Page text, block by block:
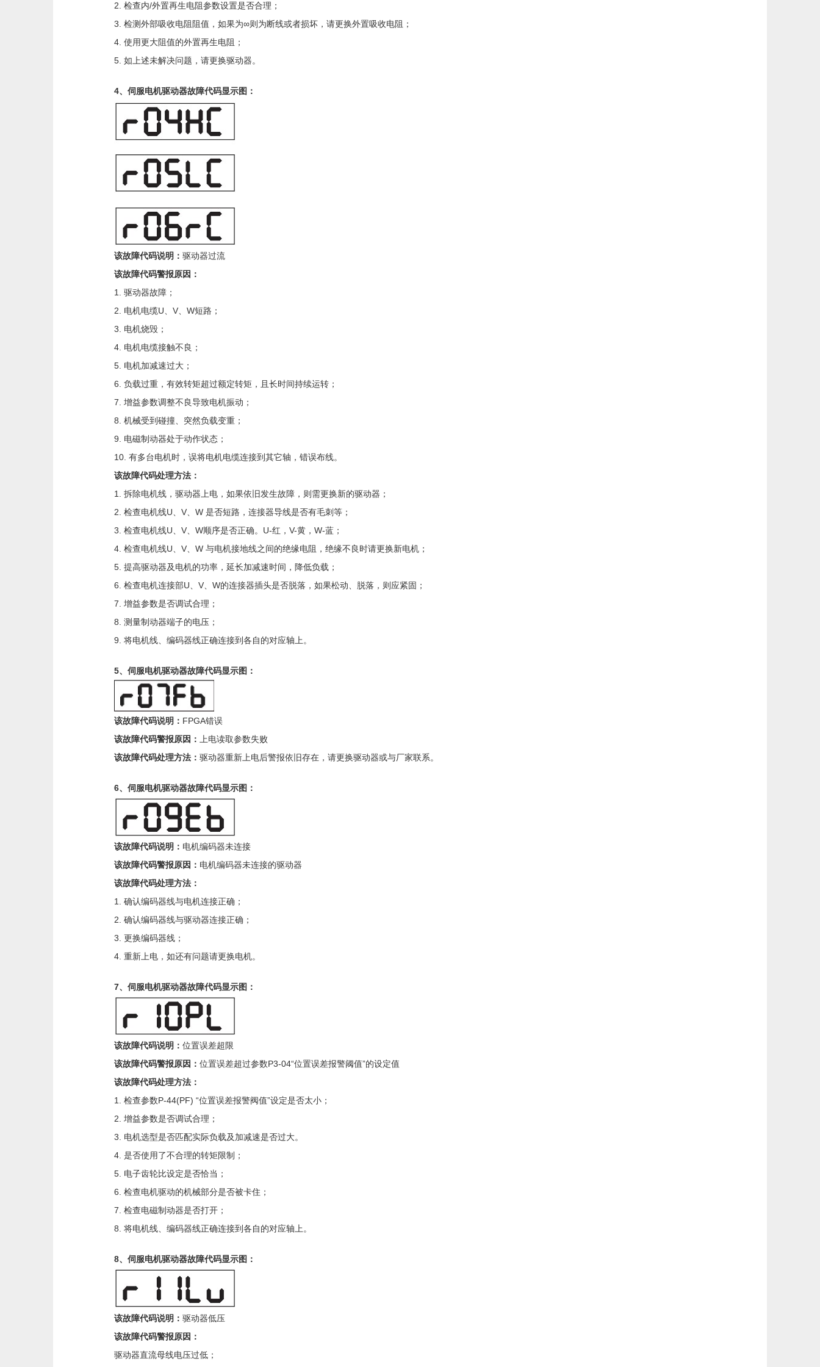
2. 检查内/外置再生电阻参数设置是否合理；
3. 检测外部吸收电阻阻值，如果为∞则为断线或者损坏，请更换外置吸收电阻；
4. 使用更大阻值的外置再生电阻；
5. 如上述未解决问题，请更换驱动器。
4、伺服电机驱动器故障代码显示图：
该故障代码说明： 驱动器过流
该故障代码警报原因：
1. 驱动器故障；
2. 电机电缆U、V、W短路；
3. 电机烧毁；
4. 电机电缆接触不良；
5. 电机加减速过大；
6. 负载过重，有效转矩超过额定转矩，且长时间持续运转；
7. 增益参数调整不良导致电机振动；
8. 机械受到碰撞、突然负载变重；
9. 电磁制动器处于动作状态；
10. 有多台电机时，误将电机电缆连接到其它轴，错误布线。
该故障代码处理方法：
1. 拆除电机线，驱动器上电，如果依旧发生故障，则需更换新的驱动器；
2. 检查电机线U、V、W 是否短路，连接器导线是否有毛刺等；
3. 检查电机线U、V、W顺序是否正确。U-红，V-黄，W-蓝；
4. 检查电机线U、V、W 与电机接地线之间的绝缘电阻，绝缘不良时请更换新电机；
5. 提高驱动器及电机的功率，延长加减速时间，降低负载；
6. 检查电机连接部U、V、W的连接器插头是否脱落，如果松动、脱落，则应紧固；
7. 增益参数是否调试合理；
8. 测量制动器端子的电压；
9. 将电机线、编码器线正确连接到各自的对应轴上。
5、伺服电机驱动器故障代码显示图：
该故障代码说明： FPGA错误
该故障代码警报原因：
上电读取参数失败
该故障代码处理方法： 驱动器重新上电后警报依旧存在，请更换驱动器或与厂家联系。
6、伺服电机驱动器故障代码显示图：
该故障代码说明： 电机编码器未连接
该故障代码警报原因： 电机编码器未连接的驱动器
该故障代码处理方法：
1. 确认编码器线与电机连接正确；
2. 确认编码器线与驱动器连接正确；
3. 更换编码器线；
4. 重新上电，如还有问题请更换电机。
7、伺服电机驱动器故障代码显示图：
该故障代码说明： 位置误差超限
该故障代码警报原因： 位置误差超过参数P3-04“位置误差报警阈值”的设定值
该故障代码处理方法：
1. 检查参数P-44(PF) “位置误差报警阀值”设定是否太小；
2. 增益参数是否调试合理；
3. 电机选型是否匹配实际负载及加减速是否过大。
4. 是否使用了不合理的转矩限制；
5. 电子齿轮比设定是否恰当；
6. 检查电机驱动的机械部分是否被卡住；
7. 检查电磁制动器是否打开；
8. 将电机线、编码器线正确连接到各自的对应轴上。
8、伺服电机驱动器故障代码显示图：
该故障代码说明： 驱动器低压
该故障代码警报原因：
驱动器直流母线电压过低；